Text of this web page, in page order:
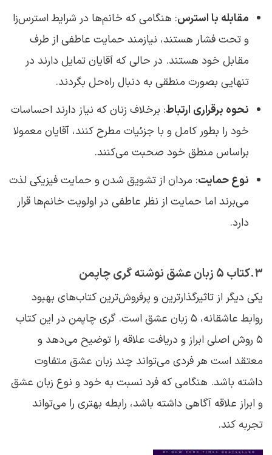
مقابله با استرس: هنگامی که خانم‌ها در شرایط استرس‌زا
و تحت فشار هستند، نیازمند حمایت عاطفی از طرف
مقابل خود هستند. در حالی که آقایان تمایل دارند در
تنهایی بصورت منطقی به دنبال راه‌حل بگردند.
نحوه برقراری ارتباط: برخلاف زنان که نیاز دارند احساسات
خود را بطور کامل و با جزئیات مطرح کنند، آقایان معمولا
براساس منطق خود صحبت می‌کنند.
نوع حمایت: مردان از تشویق شدن و حمایت فیزیکی لذت
می‌برند اما حمایت از نظر عاطفی در اولویت خانم‌ها قرار
دارد.
3.کتاب 5 زبان عشق نوشته گری چاپمن
یکی دیگر از تاثیرگذارترین و پرفروش‌ترین کتاب‌های بهبود
روابط عاشقانه، 5 زبان عشق است. گری چاپمن در این کتاب
5 روش اصلی ابراز و دریافت علاقه را توضیح می‌دهد و
معتقد است هر فردی می‌تواند چند زبان عشق متفاوت
داشته باشد. هنگامی که فرد نسبت به خود و نوع زبان عشق
و ابراز علاقه آگاهی داشته باشد، رابطه بهتری را می‌تواند
تجربه کند.